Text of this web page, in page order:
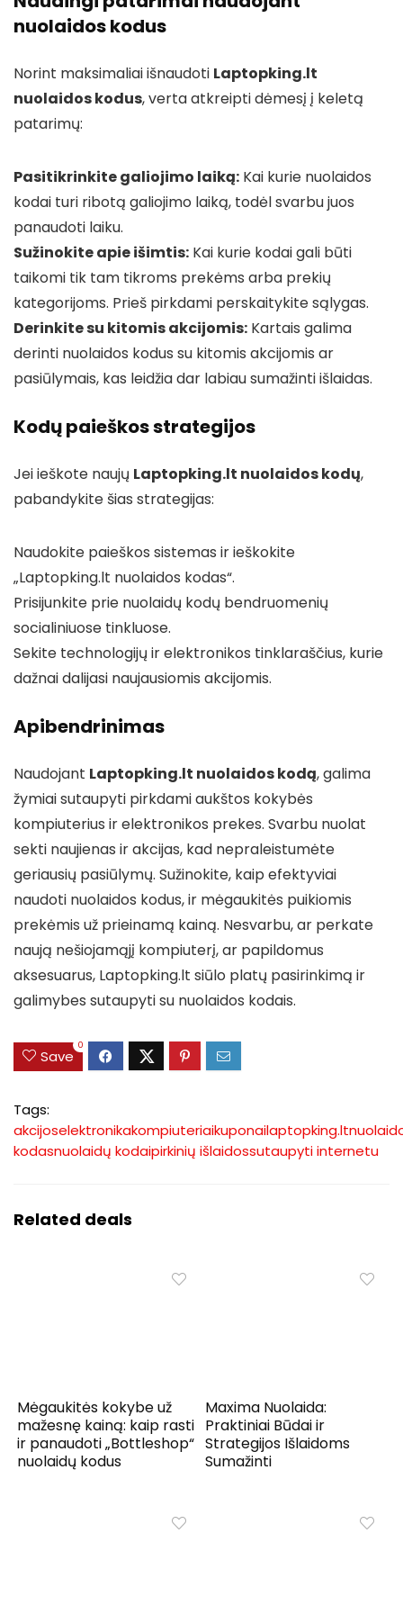
nuolaidos kodus
Norint maksimaliai išnaudoti Laptopking.lt
nuolaidos kodus, verta atkreipti dėmesį į keletą
patarimų:
Pasitikrinkite galiojimo laiką: Kai kurie nuolaidos
kodai turi ribotą galiojimo laiką, todėl svarbu juos
panaudoti laiku.
Sužinokite apie išimtis: Kai kurie kodai gali būti
taikomi tik tam tikroms prekėms arba prekių
kategorijoms. Prieš pirkdami perskaitykite sąlygas.
Derinkite su kitomis akcijomis: Kartais galima
derinti nuolaidos kodus su kitomis akcijomis ar
pasiūlymais, kas leidžia dar labiau sumažinti išlaidas.
Kodų paieškos strategijos
Jei ieškote naujų Laptopking.lt nuolaidos kodų,
pabandykite šias strategijas:
Naudokite paieškos sistemas ir ieškokite
„Laptopking.lt nuolaidos kodas“.
Prisijunkite prie nuolaidų kodų bendruomenių
socialiniuose tinkluose.
Sekite technologijų ir elektronikos tinklaraščius, kurie
dažnai dalijasi naujausiomis akcijomis.
Apibendrinimas
Naudojant Laptopking.lt nuolaidos kodą, galima
žymiai sutaupyti pirkdami aukštos kokybės
kompiuterius ir elektronikos prekes. Svarbu nuolat
sekti naujienas ir akcijas, kad nepraleistumėte
geriausių pasiūlymų. Sužinokite, kaip efektyviai
naudoti nuolaidos kodus, ir mėgaukitės puikiomis
prekėmis už prieinamą kainą. Nesvarbu, ar perkate
naują nešiojamąjį kompiuterį, ar papildomus
aksesuarus, Laptopking.lt siūlo platų pasirinkimą ir
galimybes sutaupyti su nuolaidos kodais.
Save
0
Tags:
akcijoselektronikakompiuteriaikuponailaptopking.lt
kodasnuolaidų kodaipirkinių išlaidossutaupyti internetu
Related deals
Mėgaukitės kokybe už
mažesnę kainą: kaip rasti
ir panaudoti „Bottleshop“
nuolaidų kodus
Maxima Nuolaida:
Praktiniai Būdai ir
Strategijos Išlaidoms
Sumažinti